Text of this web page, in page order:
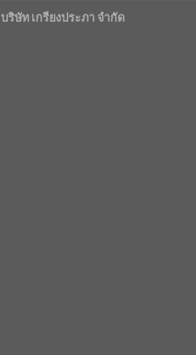
บริษัท เกรียงประภา จำกัด